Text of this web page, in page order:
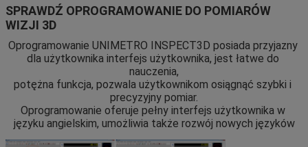
SPRAWDŹ OPROGRAMOWANIE DO POMIARÓW
WIZJI 3D
Oprogramowanie UNIMETRO INSPECT3D posiada przyjazny
dla użytkownika interfejs użytkownika, jest łatwe do
nauczenia,
potężna funkcja, pozwala użytkownikom osiągnąć szybki i
precyzyjny pomiar.
Oprogramowanie oferuje pełny interfejs użytkownika w
języku angielskim, umożliwia także rozwój nowych języków